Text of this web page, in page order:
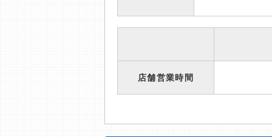
店舗営業時間